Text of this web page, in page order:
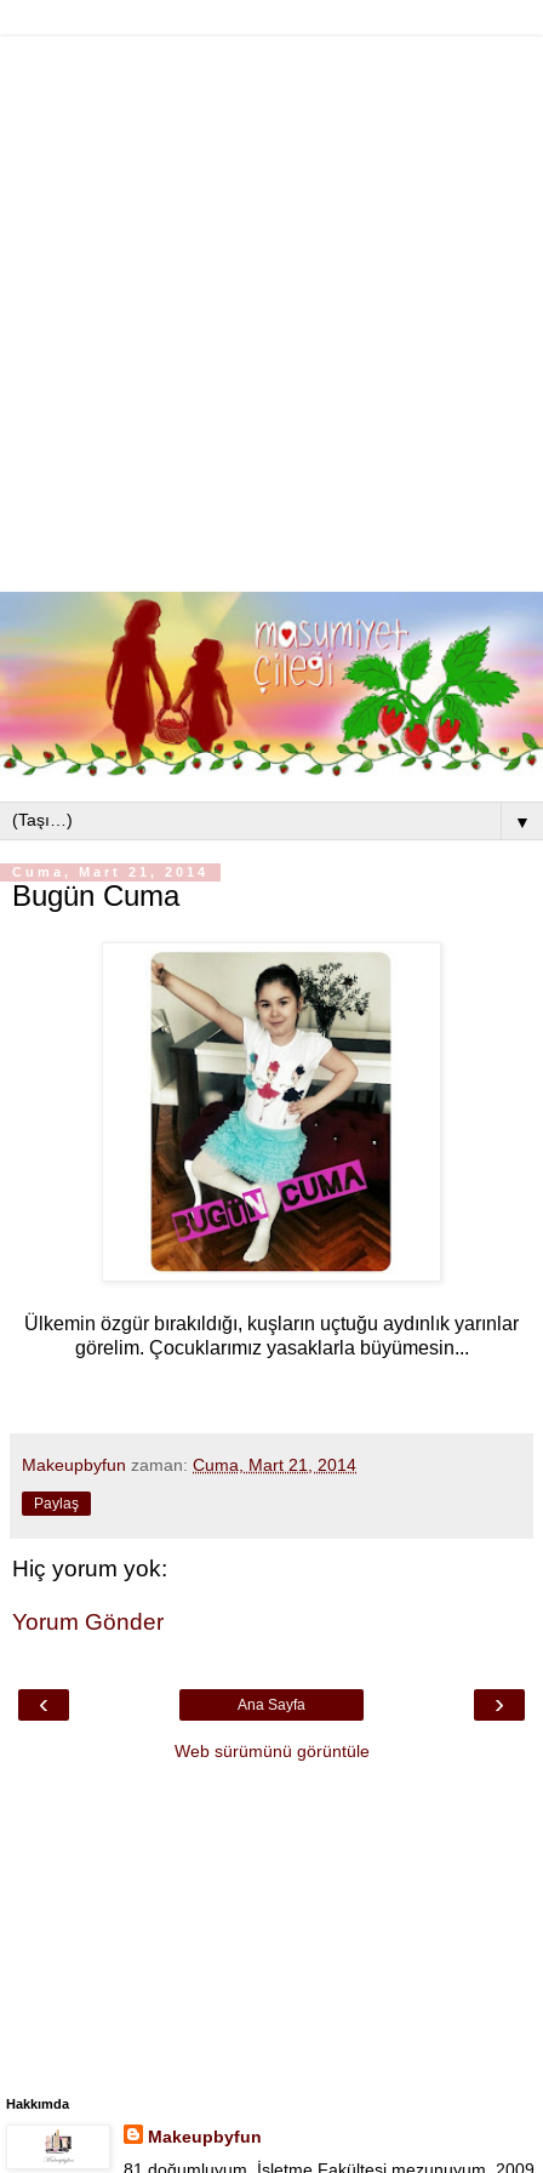
▼
Cuma, Mart 21, 2014
Bugün Cuma
Ülkemin özgür bırakıldığı, kuşların uçtuğu aydınlık yarınlar
görelim. Çocuklarımız yasaklarla büyümesin...
Makeupbyfun zaman: Cuma, Mart 21, 2014
Paylaş
Hiç yorum yok:
Yorum Gönder
‹ ›
Ana Sayfa
Web sürümünü görüntüle
Hakkımda
Makeupbyfun